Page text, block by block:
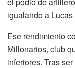
igualando a
Ese rendimiento
Millonarios, club
inferiores. Tras